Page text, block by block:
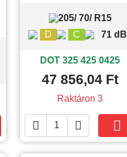
205/ 70/ R15
D
C 71 dB
DOT 325 425 0425
47 856,04 Ft
Raktáron 3
  